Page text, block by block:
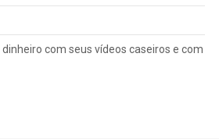
com seus vídeos caseiros e com